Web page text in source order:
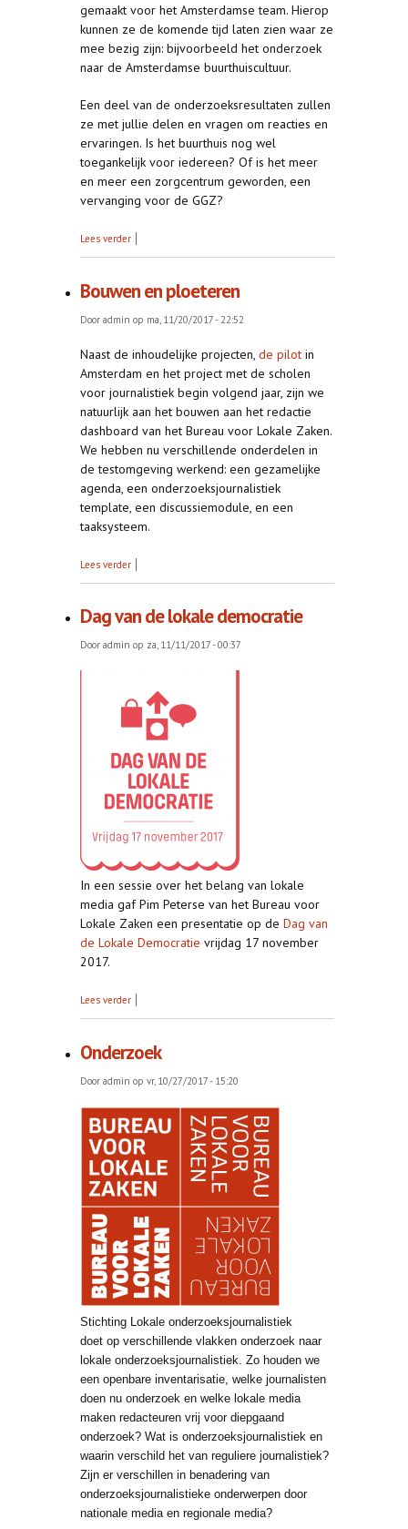
gemaakt voor het Amsterdamse team. Hierop
kunnen ze de komende tijd laten zien waar ze
mee bezig zijn: bijvoorbeeld het onderzoek
naar de Amsterdamse buurthuiscultuur.
Een deel van de onderzoeksresultaten zullen
ze met jullie delen en vragen om reacties en
ervaringen. Is het buurthuis nog wel
toegankelijk voor iedereen? Of is het meer
en meer een zorgcentrum geworden, een
vervanging voor de GGZ?
Lees verder over Presentatiepagina van het Bureau
Bouwen en ploeteren
Door admin op ma, 11/20/2017 - 22:52
Naast de inhoudelijke projecten, de pilot in
Amsterdam en het project met de scholen
voor journalistiek begin volgend jaar, zijn we
natuurlijk aan het bouwen aan het redactie
dashboard van het Bureau voor Lokale Zaken.
We hebben nu verschillende onderdelen in
de testomgeving werkend: een gezamelijke
agenda, een onderzoeksjournalistiek
template, een discussiemodule, en een
taaksysteem.
Lees verder over Bouwen en ploeteren
Dag van de lokale democratie
Door admin op za, 11/11/2017 - 00:37
In een sessie over het belang van lokale
media gaf Pim Peterse van het Bureau voor
Lokale Zaken een presentatie op de Dag van
de Lokale Democratie vrijdag 17 november
2017.
Lees verder over Dag van de lokale democratie
Onderzoek
Door admin op vr, 10/27/2017 - 15:20
Stichting Lokale onderzoeksjournalistiek
doet op verschillende vlakken onderzoek naar
lokale onderzoeksjournalistiek. Zo houden we
een openbare inventarisatie, welke journalisten
doen nu onderzoek en welke lokale media
maken redacteuren vrij voor diepgaand
onderzoek? Wat is onderzoeksjournalistiek en
waarin verschild het van reguliere journalistiek?
Zijn er verschillen in benadering van
onderzoeksjournalistieke onderwerpen door
nationale media en regionale media?